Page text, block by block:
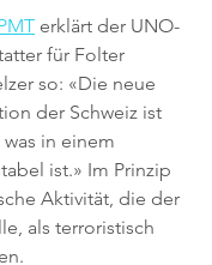
erklärt der UNO-
für Folter
so: «Die neue
der Schweiz ist
in einem
ist.» Im Prinzip
Aktivität, die der
als terroristisch